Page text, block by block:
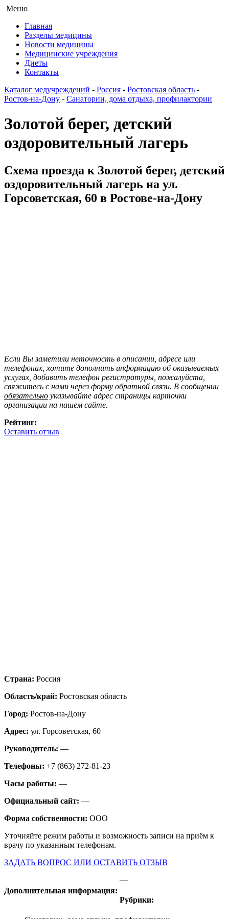
Меню
Главная
Разделы медицины
Новости медицины
Медицинские учреждения
Диеты
Контакты
Каталог медучреждений - Россия - Ростовская область -
Ростов-на-Дону - Санатории, дома отдыха, профилактории
Золотой берег, детский
оздоровительный лагерь
Схема проезда к Золотой берег, детский
оздоровительный лагерь на ул.
Горсоветская, 60 в Ростове-на-Дону
Если Вы заметили неточность в описании, адресе или
телефонах, хотите дополнить информацию об оказываемых
услугах, добавить телефон регистратуры, пожалуйста,
свяжитесь с нами через форму обратной связи. В сообщении
обязательно указывайте адрес страницы карточки
организации на нашем сайте.
Рейтинг:
Оставить отзыв
Страна: Россия
Область/край: Ростовская область
Город: Ростов-на-Дону
Адрес: ул. Горсоветская, 60
Руководитель: —
Телефоны: +7 (863) 272-81-23
Часы работы: —
Официальный сайт: —
Форма собственности: ООО
Уточняйте режим работы и возможность записи на приём к
врачу по указанным телефонам.
ЗАДАТЬ ВОПРОС ИЛИ ОСТАВИТЬ ОТЗЫВ
Дополнительная информация:
—
Рубрики: